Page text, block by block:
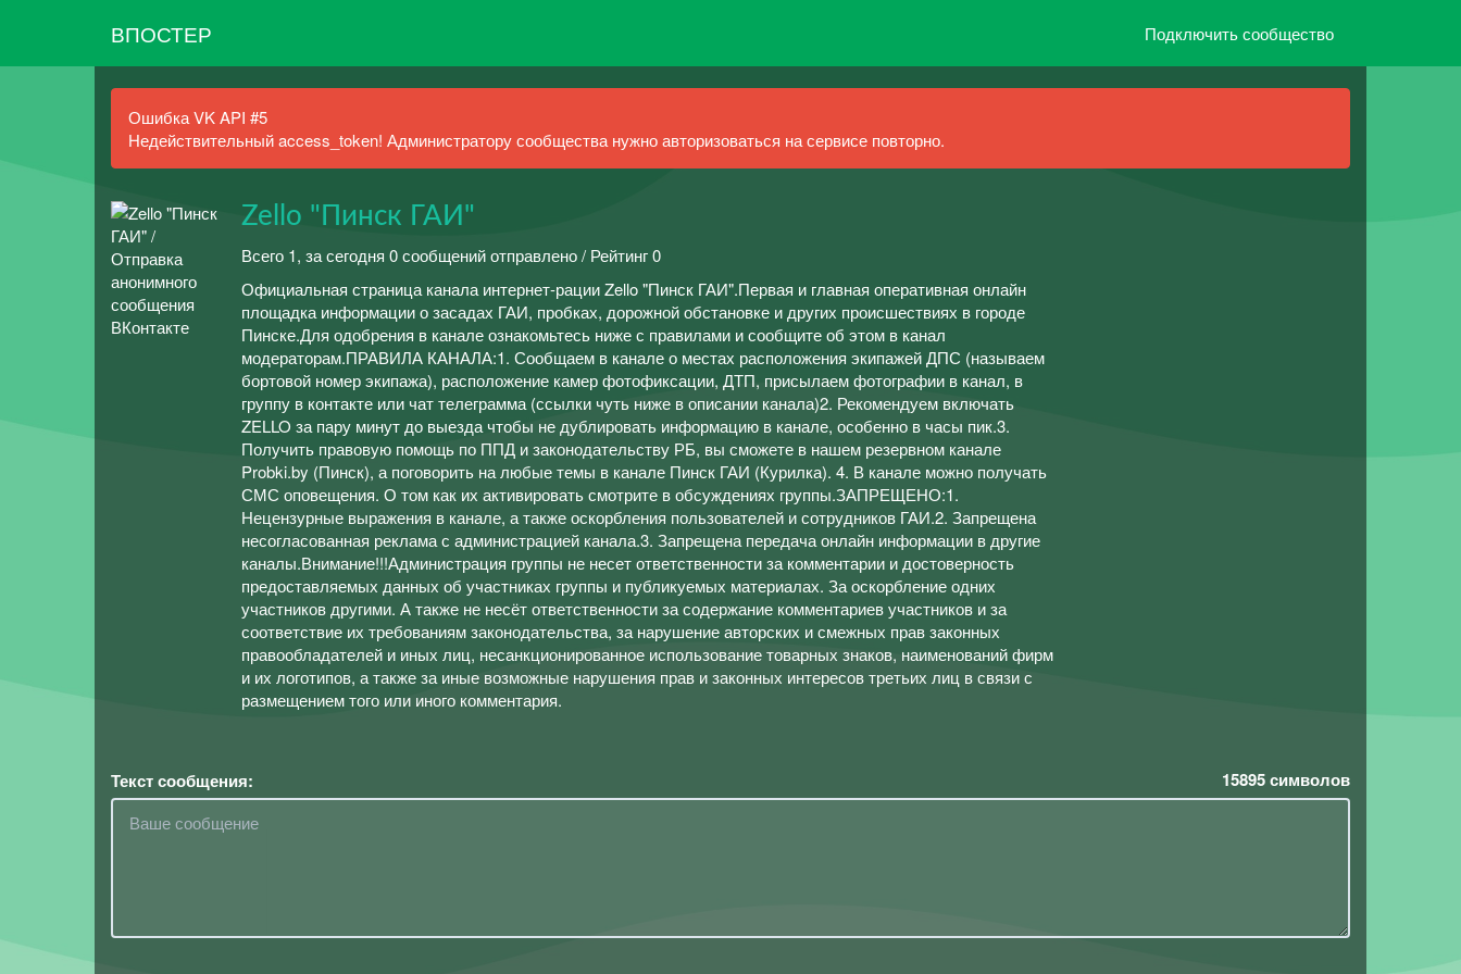
ВПОСТЕР Подключить сообщество
Ошибка VK API #5
Недействительный access_token! Администратору сообщества нужно авторизоваться на сервисе повторно.
Zello "Пинск ГАИ"
Всего 1, за сегодня 0 сообщений отправлено / Рейтинг 0
Официальная страница канала интернет-рации Zello "Пинск ГАИ".Первая и главная оперативная онлайн
площадка информации о засадах ГАИ, пробках, дорожной обстановке и других происшествиях в городе
Пинске.Для одобрения в канале ознакомьтесь ниже с правилами и сообщите об этом в канал
модераторам.ПРАВИЛА КАНАЛА:1. Сообщаем в канале о местах расположения экипажей ДПС (называем
бортовой номер экипажа), расположение камер фотофиксации, ДТП, присылаем фотографии в канал, в
группу в контакте или чат телеграмма (ссылки чуть ниже в описании канала)2. Рекомендуем включать
ZELLO за пару минут до выезда чтобы не дублировать информацию в канале, особенно в часы пик.3.
Получить правовую помощь по ППД и законодательству РБ, вы сможете в нашем резервном канале
Probki.by (Пинск), а поговорить на любые темы в канале Пинск ГАИ (Курилка). 4. В канале можно получать
СМС оповещения. О том как их активировать смотрите в обсуждениях группы.ЗАПРЕЩЕНО:1.
Нецензурные выражения в канале, а также оскорбления пользователей и сотрудников ГАИ.2. Запрещена
несогласованная реклама с администрацией канала.3. Запрещена передача онлайн информации в другие
каналы.Внимание!!!Администрация группы не несет ответственности за комментарии и достоверность
предоставляемых данных об участниках группы и публикуемых материалах. За оскорбление одних
участников другими. А также не несёт ответственности за содержание комментариев участников и за
соответствие их требованиям законодательства, за нарушение авторских и смежных прав законных
правообладателей и иных лиц, несанкционированное использование товарных знаков, наименований фирм
и их логотипов, а также за иные возможные нарушения прав и законных интересов третьих лиц в связи с
размещением того или иного комментария.
Текст сообщения: 15895символов